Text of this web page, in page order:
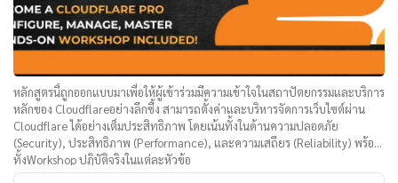
หลักสูตรนี้ถูกออกแบบมาเพื่อให้ผู้เข้าร่วมมีความเข้าใจในสถาปัตยกรรมและบริการ
หลักของ Cloudflareอย่างลึกซึ้ง สามารถตั้งค่าและบริหารจัดการเว็บไซต์ผ่าน
Cloudflare ได้อย่างเต็มประสิทธิภาพ โดยเน้นทั้งในด้านความปลอดภัย
(Security), ประสิทธิภาพ (Performance), และความเสถียร (Reliability) พร้อม
ทั้งWorkshop ปฏิบัติจริงในแต่ละหัวข้อ